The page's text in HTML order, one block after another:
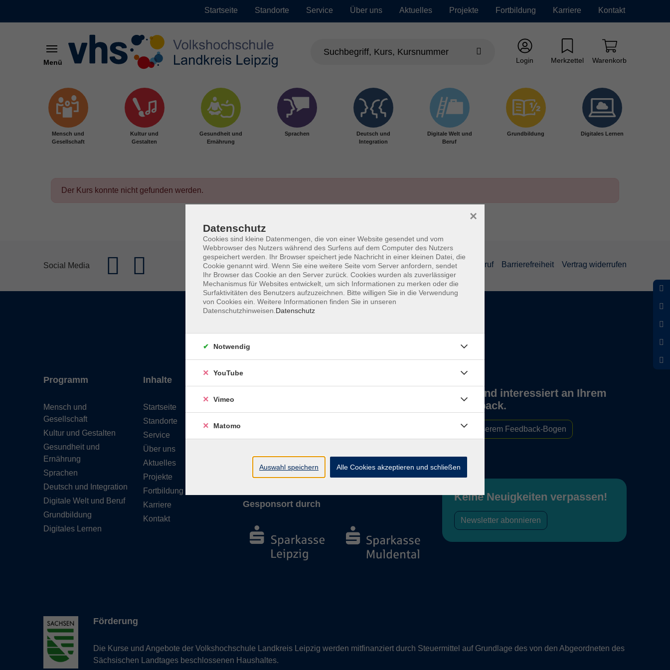
Startseite Standorte Service Über uns Aktuelles Projekte Fortbildung Karriere Kontakt
Menü Login Merkzettel Warenkorb
Mensch und
Gesellschaft
Kultur und
Gestalten
Gesundheit und
Ernährung
Sprachen
Deutsch und
Integration
Digitale Welt und
Beruf
Grundbildung Digitales Lernen
Der Kurs konnte nicht gefunden werden.
Social Media Impressum Datenschutzerklärung AGB und Widerruf Barrierefreiheit Vertrag widerrufen
Programm
Mensch und
Gesellschaft
Kultur und Gestalten
Gesundheit und
Ernährung
Sprachen
Deutsch und Integration
Digitale Welt und Beruf
Grundbildung
Digitales Lernen
Inhalte
Startseite
Standorte
Service
Über uns
Aktuelles
Projekte
Fortbildung
Karriere
Kontakt
Vertrag widerrufen
Gesponsort durch
Wir sind interessiert an Ihrem
Feedback.
Zu unserem Feedback-Bogen
Keine Neuigkeiten verpassen!
Newsletter abonnieren
Förderung
Die Kurse und Angebote der Volkshochschule Landkreis Leipzig werden mitfinanziert durch Steuermittel auf Grundlage des von den Abgeordneten des
Sächsischen Landtages beschlossenen Haushaltes.
Datenschutz
Cookies sind kleine Datenmengen, die von einer Website gesendet und vom
Webbrowser des Nutzers während des Surfens auf dem Computer des Nutzers
gespeichert werden. Ihr Browser speichert jede Nachricht in einer kleinen Datei, die
Cookie genannt wird. Wenn Sie eine weitere Seite vom Server anfordern, sendet
Ihr Browser das Cookie an den Server zurück. Cookies wurden als zuverlässiger
Mechanismus für Websites entwickelt, um sich Informationen zu merken oder die
Surfaktivitäten des Benutzers aufzuzeichnen. Bitte willigen Sie in die Verwendung
von Cookies ein. Weitere Informationen finden Sie in unseren
Datenschutzhinweisen. Datenschutz
×
Notwendig
YouTube
Vimeo
Matomo
Auswahl speichern Alle Cookies akzeptieren und schließen